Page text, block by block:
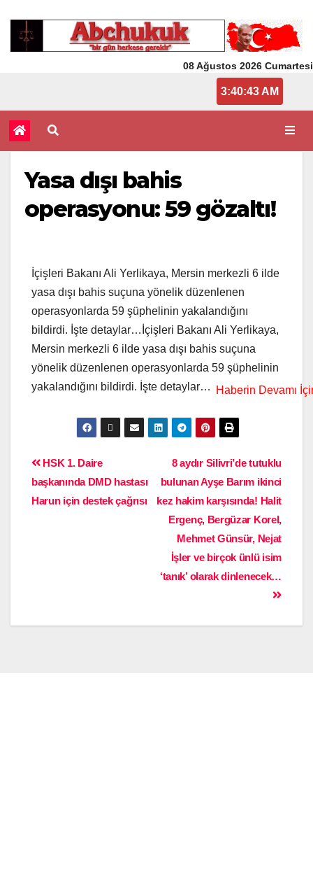
08 Ağustos 2026 Cumartesi
3:40:44 AM
Yasa dışı bahis
operasyonu: 59 gözaltı!
İçişleri Bakanı Ali Yerlikaya, Mersin merkezli 6 ilde
yasa dışı bahis suçuna yönelik düzenlenen
operasyonlarda 59 şüphelinin yakalandığını
bildirdi. İşte detaylar…İçişleri Bakanı Ali Yerlikaya,
Mersin merkezli 6 ilde yasa dışı bahis suçuna
yönelik düzenlenen operasyonlarda 59 şüphelinin
yakalandığını bildirdi. İşte detaylar…
8 aydır Silivri’de tutuklu
bulunan Ayşe Barım ikinci
kez hakim karşısında! Halit
Ergenç, Bergüzar Korel,
Mehmet Günsür, Nejat
İşler ve birçok ünlü isim
‘tanık’ olarak dinlenecek…
HSK 1. Daire
başkanında DMD hastası
Harun için destek çağrısı